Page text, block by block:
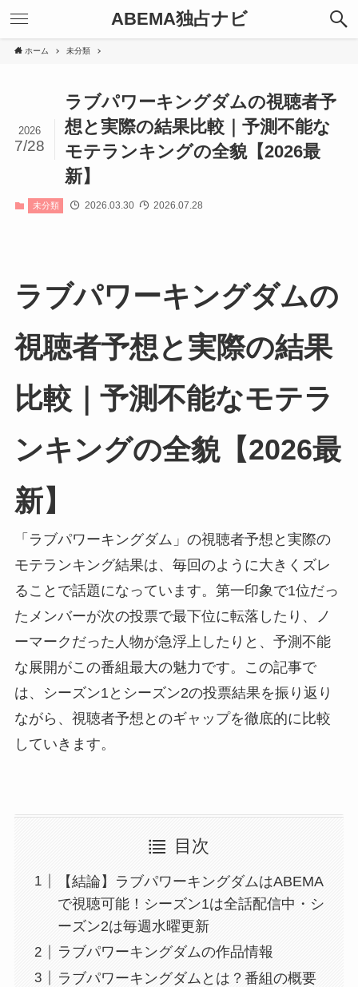
ABEMA独占ナビ
ホーム 未分類
ラブパワーキングダムの視聴者予
想と実際の結果比較｜予測不能な
モテランキングの全貌【2026最
新】
2026
7/28
未分類 2026.03.30 2026.07.28
ラブパワーキングダムの
視聴者予想と実際の結果
比較｜予測不能なモテラ
ンキングの全貌【2026最
新】
「ラブパワーキングダム」の視聴者予想と実際の
モテランキング結果は、毎回のように大きくズレ
ることで話題になっています。第一印象で1位だっ
たメンバーが次の投票で最下位に転落したり、ノ
ーマークだった人物が急浮上したりと、予測不能
な展開がこの番組最大の魅力です。この記事で
は、シーズン1とシーズン2の投票結果を振り返り
ながら、視聴者予想とのギャップを徹底的に比較
していきます。
目次
【結論】ラブパワーキングダムはABEMA
で視聴可能！シーズン1は全話配信中・シ
ーズン2は毎週水曜更新
ラブパワーキングダムの作品情報
ラブパワーキングダムとは？番組の概要